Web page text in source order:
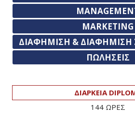
MARKETING
ΔΙΑΦΗΜΙΣΗ & ΔΙΑΦΗΜΙΣΗ
ΠΩΛΗΣΕΙΣ
ΔΙΑΡΚΕΙΑ
144 ΩΡΕΣ